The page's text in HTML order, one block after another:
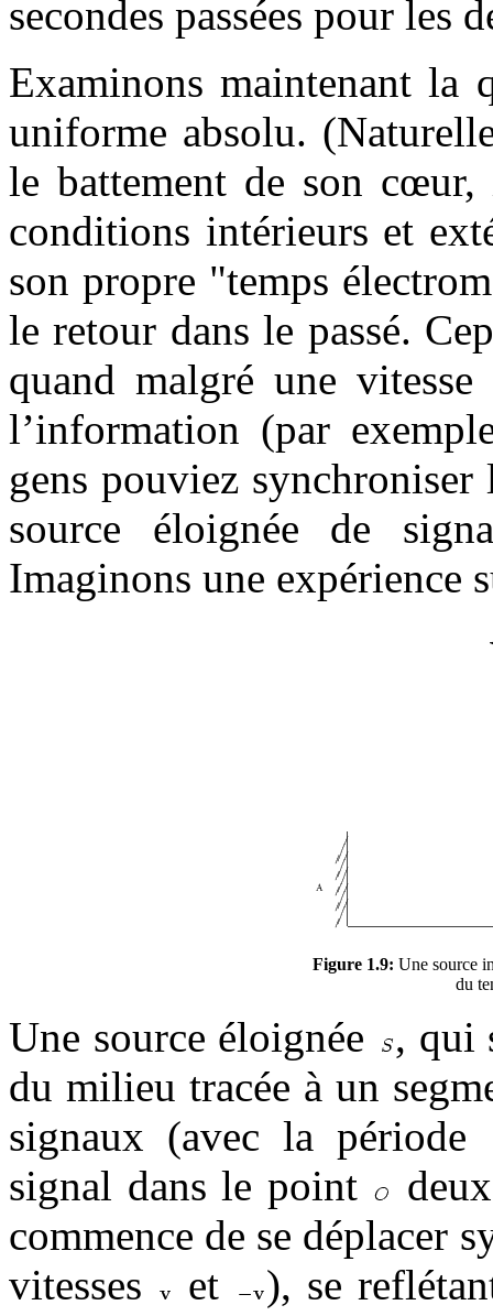
secondes passées pour les
Examinons maintenant la
uniforme absolu.
le battement de son
conditions intérieurs et
son propre "temps
le retour dans le passé.
quand malgré une
l’information (par
gens pouviez
source éloignée de
Imaginons une expérience
Figure 1.9: Une source
du
Une source éloignée
, qui
du milieu tracée à un
signaux (avec la période
signal dans le point
commence de se déplacer
vitesses
et
), se